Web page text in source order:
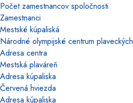
Počet zamestnancov spoločnosti
Zamestnanci
Mestské kúpaliská
Národné olympijské centrum
Adresa centra
Mestská plaváreň
Adresa kúpaliska
Červená hviezda
Adresa kúpaliska